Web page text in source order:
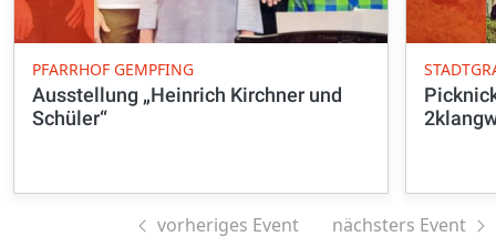
PFARRHOF GEMPFING
Ausstellung „Heinrich Kirchner und
Schüler“
vorheriges Event nächsters Event